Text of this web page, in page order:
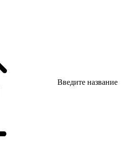
Введите название